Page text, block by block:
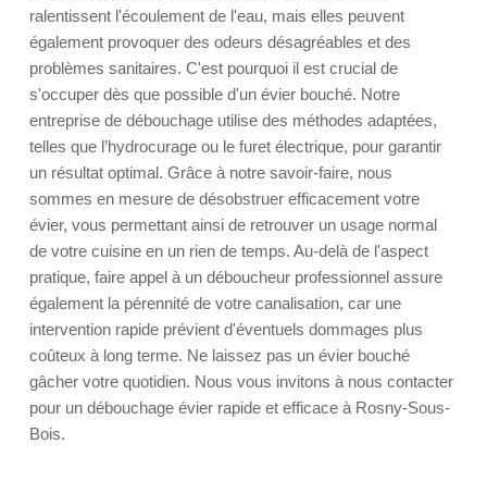
ralentissent l'écoulement de l'eau, mais elles peuvent
également provoquer des odeurs désagréables et des
problèmes sanitaires. C'est pourquoi il est crucial de
s'occuper dès que possible d'un évier bouché. Notre
entreprise de débouchage utilise des méthodes adaptées,
telles que l’hydrocurage ou le furet électrique, pour garantir
un résultat optimal. Grâce à notre savoir-faire, nous
sommes en mesure de désobstruer efficacement votre
évier, vous permettant ainsi de retrouver un usage normal
de votre cuisine en un rien de temps. Au-delà de l'aspect
pratique, faire appel à un déboucheur professionnel assure
également la pérennité de votre canalisation, car une
intervention rapide prévient d'éventuels dommages plus
coûteux à long terme. Ne laissez pas un évier bouché
gâcher votre quotidien. Nous vous invitons à nous contacter
pour un débouchage évier rapide et efficace à Rosny-Sous-
Bois.